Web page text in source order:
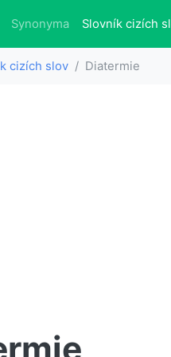
Slovník
Synonyma Slovník cizích
cizích slov Diatermie